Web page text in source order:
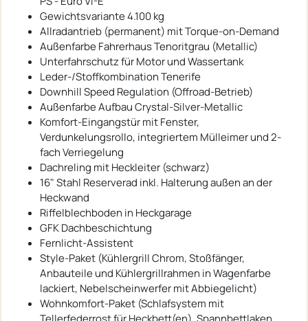
Gewichtsvariante 4.100 kg
Allradantrieb (permanent) mit Torque-on-Demand
Außenfarbe Fahrerhaus Tenoritgrau (Metallic)
Unterfahrschutz für Motor und Wassertank
Leder-/Stoffkombination Tenerife
Downhill Speed Regulation (Offroad-Betrieb)
Außenfarbe Aufbau Crystal-Silver-Metallic
Komfort-Eingangstür mit Fenster,
Verdunkelungsrollo, integriertem Mülleimer und 2-
fach Verriegelung
Dachreling mit Heckleiter (schwarz)
16" Stahl Reserverad inkl. Halterung außen an der
Heckwand
Riffelblechboden in Heckgarage
GFK Dachbeschichtung
Fernlicht-Assistent
Style-Paket (Kühlergrill Chrom, Stoßfänger,
Anbauteile und Kühlergrillrahmen in Wagenfarbe
lackiert, Nebelscheinwerfer mit Abbiegelicht)
Wohnkomfort-Paket (Schlafsystem mit